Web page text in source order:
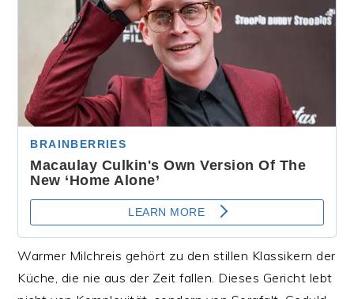
Warmer Milchreis gehört zu den stillen Klassikern der
Küche, die nie aus der Zeit fallen. Dieses Gericht lebt